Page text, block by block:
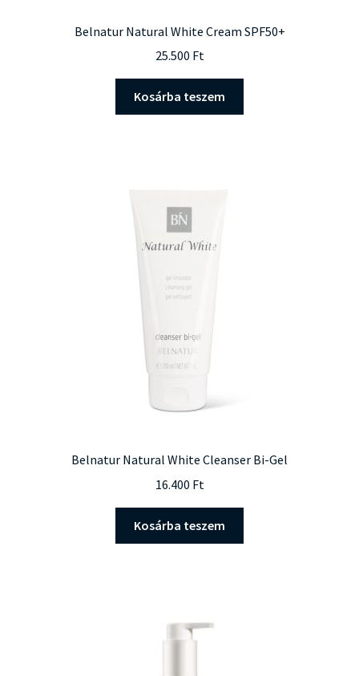
Belnatur Natural White Cream SPF50+
25.500 Ft
Kosárba teszem
Belnatur Natural White Cleanser Bi-Gel
16.400 Ft
Kosárba teszem